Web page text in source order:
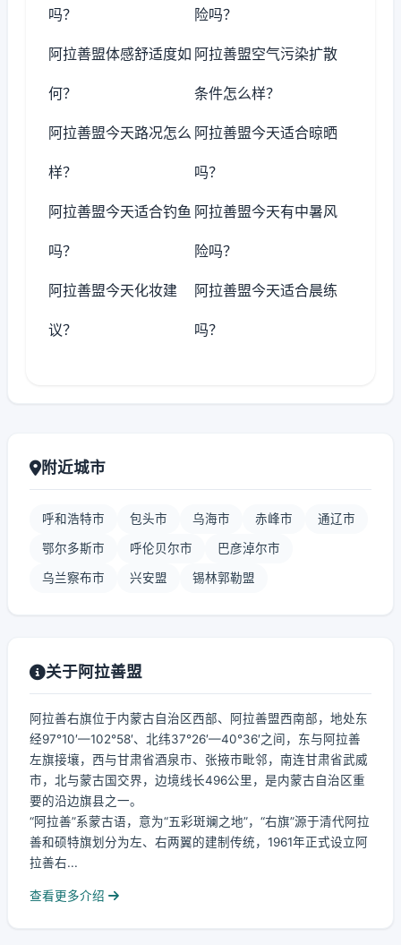
吗？ 险吗？
阿拉善盟体感舒适度如
何？
阿拉善盟空气污染扩散
条件怎么样？
阿拉善盟今天路况怎么
样？
阿拉善盟今天适合晾晒
吗？
阿拉善盟今天适合钓鱼
吗？
阿拉善盟今天有中暑风
险吗？
阿拉善盟今天化妆建
议？
阿拉善盟今天适合晨练
吗？
附近城市
呼和浩特市 包头市 乌海市 赤峰市 通辽市
鄂尔多斯市 呼伦贝尔市 巴彦淖尔市
乌兰察布市 兴安盟 锡林郭勒盟
关于阿拉善盟
阿拉善右旗位于内蒙古自治区西部、阿拉善盟西南部，地处东
经97°10′—102°58′、北纬37°26′—40°36′之间，东与阿拉善
左旗接壤，西与甘肃省酒泉市、张掖市毗邻，南连甘肃省武威
市，北与蒙古国交界，边境线长496公里，是内蒙古自治区重
要的沿边旗县之一。
“阿拉善”系蒙古语，意为“五彩斑斓之地”，“右旗”源于清代阿拉
善和硕特旗划分为左、右两翼的建制传统，1961年正式设立阿
拉善右...
查看更多介绍